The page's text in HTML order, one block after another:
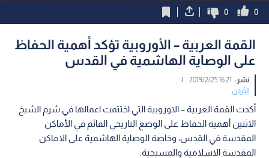
0
0
القمة العربية – الأوروبية تؤكد أهمية الحفاظ
على الوصاية الهاشمية في القدس
نشر : 16:21 2019/2/25
|
الأردن
أكدت القمة العربية – الاوروبية التي اختتمت اعمالها في شرم الشيخ
الاثنين أهمية الحفاظ على الوضع التاريخي القائم في الأماكن
المقدسة في القدس، وخاصة الوصاية الهاشمية على الاماكن
المقدسة الاسلامية والمسيحية.